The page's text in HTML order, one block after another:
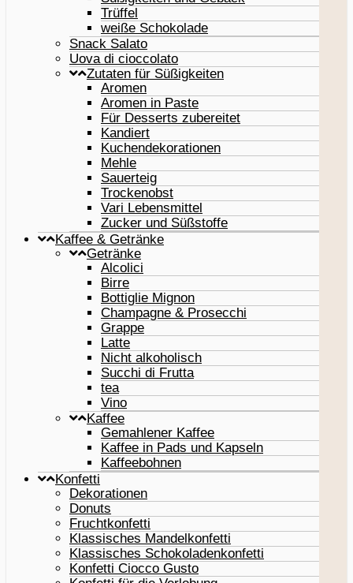
Trüffel
weiße Schokolade
Snack Salato
Uova di cioccolato
Zutaten für Süßigkeiten
Aromen
Aromen in Paste
Für Desserts zubereitet
Kandiert
Kuchendekorationen
Mehle
Sauerteig
Trockenobst
Vari Lebensmittel
Zucker und Süßstoffe
Kaffee & Getränke
Getränke
Alcolici
Birre
Bottiglie Mignon
Champagne & Prosecchi
Grappe
Latte
Nicht alkoholisch
Succhi di Frutta
tea
Vino
Kaffee
Gemahlener Kaffee
Kaffee in Pads und Kapseln
Kaffeebohnen
Konfetti
Dekorationen
Donuts
Fruchtkonfetti
Klassisches Mandelkonfetti
Klassisches Schokoladenkonfetti
Konfetti Ciocco Gusto